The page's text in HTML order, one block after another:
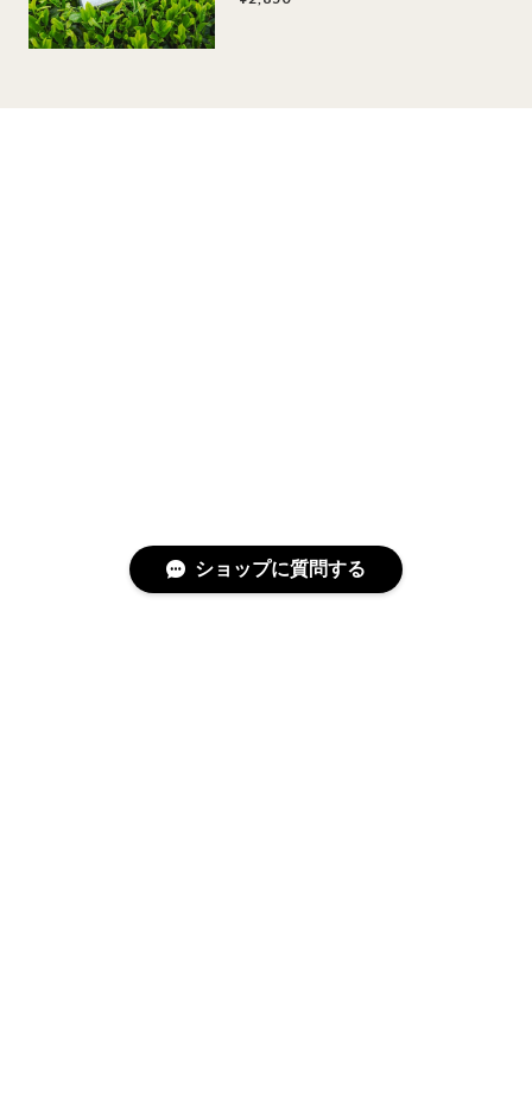
ショップに質問する